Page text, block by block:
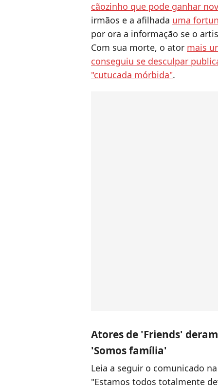
cãozinho que pode ganhar
irmãos e a afilhada uma
por ora a informação se o
Com sua morte, o ator mais
conseguiu se desculpar
"cutucada mórbida".
Atores de 'Friends'
'Somos família'
Leia a seguir o comunicado
"Estamos todos totalmente